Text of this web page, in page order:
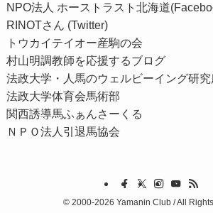
NPO法人 ホーストラスト北海道
RINOTさん (Twitter)
トウカイテイオー産駒の会
村山明調教師を応援するブログ
法政大学・人馬のウェルビーイング研究
法政大学体育会馬術部
関西誘導馬ふぁんさーくる
ＮＰＯ法人引退馬協会
©2000-2026 Yamanin Club / All